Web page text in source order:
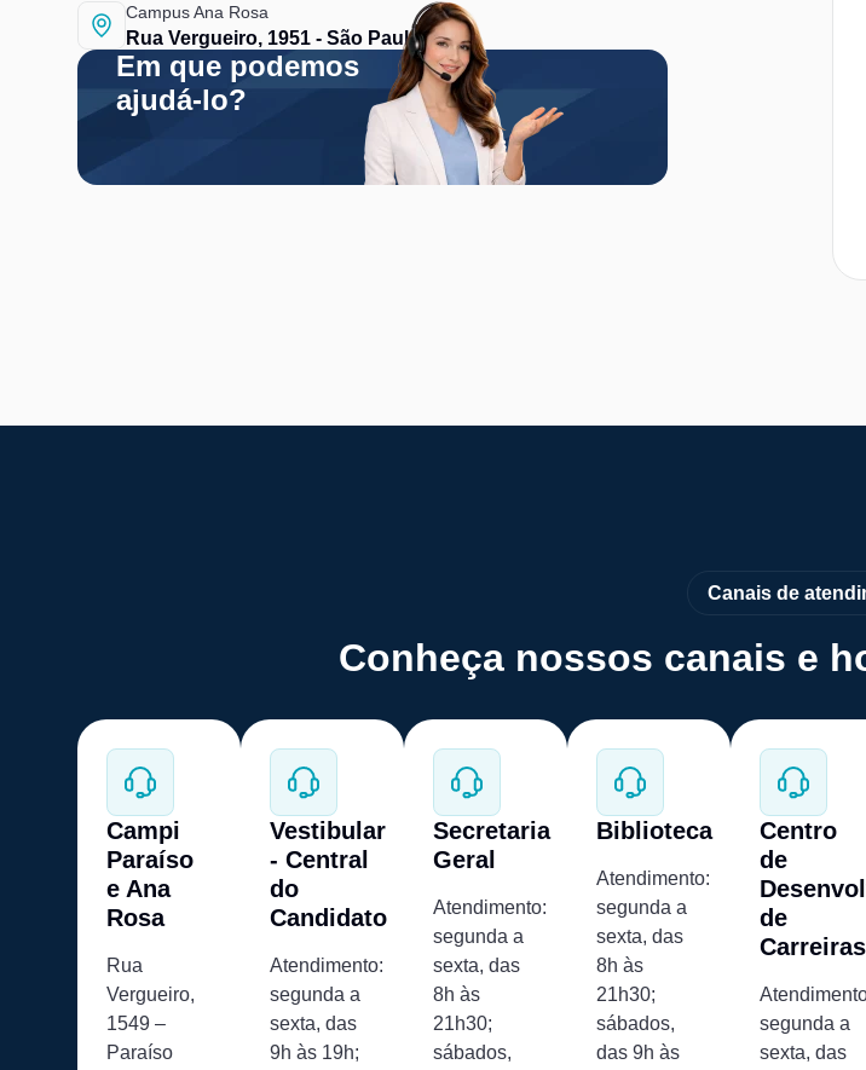
Campus Ana Rosa
Rua Vergueiro, 1951 - São Paulo/SP
Em que podemos
ajudá-lo?
Canais de
Conheça nossos canais e
Campi
Paraíso
e Ana
Rosa
Rua
Vergueiro,
1549 –
Paraíso
Vestibular
- Central
do
Candidato
Atendimento:
segunda a
sexta, das
9h às 19h;
Secretaria
Geral
Atendimento:
segunda a
sexta, das
8h às
21h30;
sábados,
Biblioteca
Atendimento:
segunda a
sexta, das
8h às
21h30;
sábados,
das 9h às
Centro
de
de
Carreiras
segunda a
sexta, das